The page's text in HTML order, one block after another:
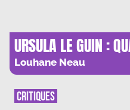
URSULA LE GUIN :
FICTION EST POLITIQUE
Louhane Neau
CRITIQUES